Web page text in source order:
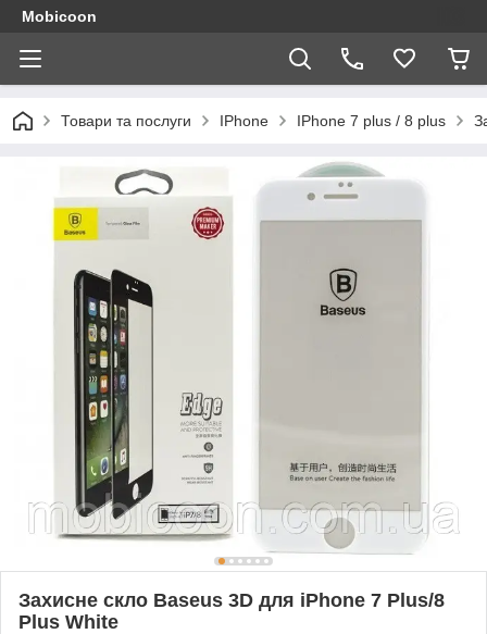
Mobicoon
Товари та послуги IPhone IPhone 7 plus / 8 plus
Захисне скло Baseus 3D для iPhone 7 Plus/8
Plus White